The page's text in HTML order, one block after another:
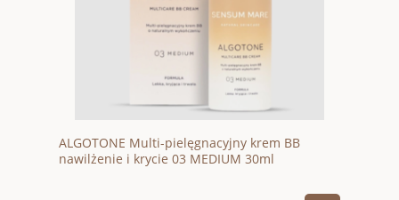
ALGOTONE Multi-pielęgnacyjny krem BB
nawilżenie i krycie 03 MEDIUM 30ml